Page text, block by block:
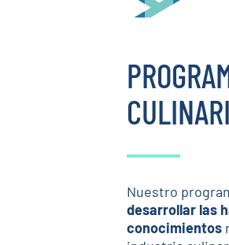
Nuestro
desarrollar las
conocimientos